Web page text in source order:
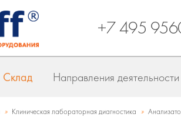
+7 495
Склад Направления деятельности
» Клиническая лабораторная диагностика »